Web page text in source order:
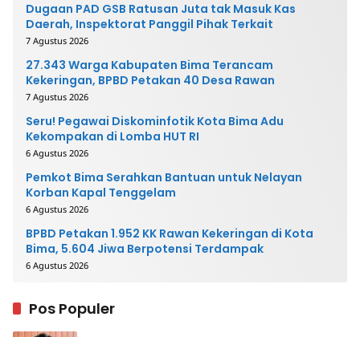
Dugaan PAD GSB Ratusan Juta tak Masuk Kas
Daerah, Inspektorat Panggil Pihak Terkait
7 Agustus 2026
27.343 Warga Kabupaten Bima Terancam
Kekeringan, BPBD Petakan 40 Desa Rawan
7 Agustus 2026
Seru! Pegawai Diskominfotik Kota Bima Adu
Kekompakan di Lomba HUT RI
6 Agustus 2026
Pemkot Bima Serahkan Bantuan untuk Nelayan
Korban Kapal Tenggelam
6 Agustus 2026
BPBD Petakan 1.952 KK Rawan Kekeringan di Kota
Bima, 5.604 Jiwa Berpotensi Terdampak
6 Agustus 2026
Pos Populer